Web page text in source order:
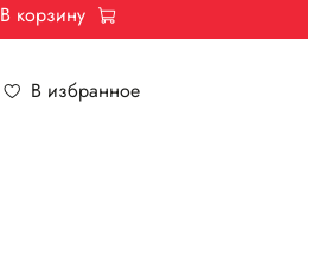
В избранное
В корзину